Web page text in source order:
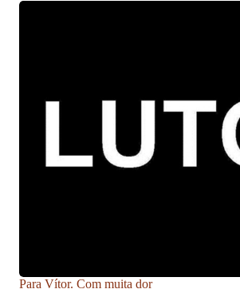
Para Vítor. Com muita dor